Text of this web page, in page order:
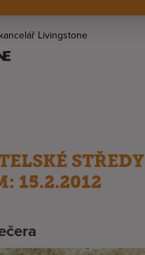
Livingstone
STŘEDY
15.2.2012